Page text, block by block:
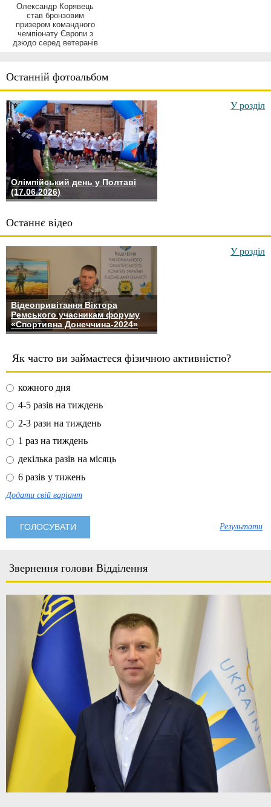
Останній фотоальбом
Олімпійський день у Полтаві
(17.06.2026)
У розділ
Останнє відео
Відеопривітання Віктора
Ремського учасникам форуму
«Спортивна Донеччина-2024»
У розділ
Як часто ви займаєтеся фізичною активністю?
кожного дня
4-5 разів на тиждень
2-3 рази на тиждень
1 раз на тиждень
декілька разів на місяць
6 разів у тижень
Додати свій варіант
Результати
Звернення голови Відділення
Олександр Корявець
став бронзовим
призером командного
чемпіонату Європи з
дзюдо серед ветеранів